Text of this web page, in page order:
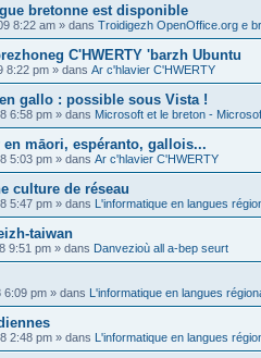
bretonne est disponible
8:22 am » dans Troidigezh OpenOffice.org e
C'HWERTY 'barzh Ubuntu
8:22 pm » dans Ar c'hlavier C'HWERTY
gallo : possible sous Vista !
6:58 pm » dans Microsoft et le breton -
māori, espéranto, gallois...
5:03 pm » dans Ar c'hlavier C'HWERTY
culture de réseau
5:47 pm » dans L'informatique en langues
taiwan
9:51 pm » dans Danvezioù all a-bep seurt
6:09 pm » dans L'informatique en langues
2:48 pm » dans L'informatique en langues